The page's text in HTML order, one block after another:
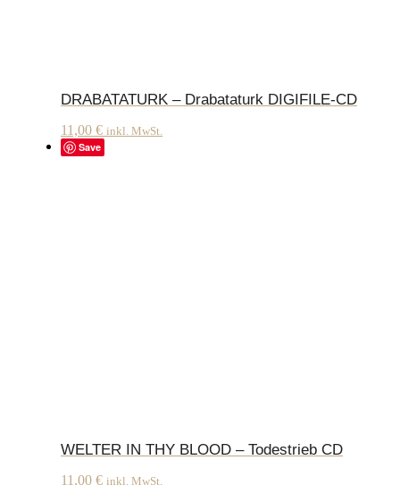
DRABATATURK – Drabataturk DIGIFILE-CD
11,00 € inkl. MwSt.
Save
WELTER IN THY BLOOD – Todestrieb CD
11,00 € inkl. MwSt.